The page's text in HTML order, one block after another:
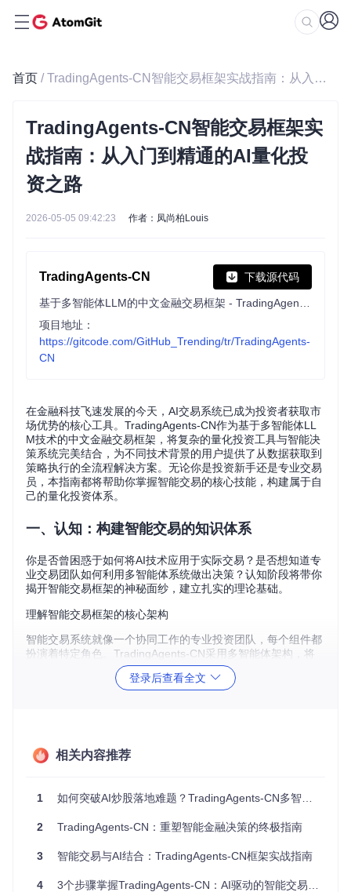
首页 / TradingAgents-CN智能交易框架实战指南：从入门到精通的AI量化投资之路
TradingAgents-CN智能交易框架实
战指南：从入门到精通的AI量化投
资之路
2026-05-05 09:42:23 作者：凤尚柏Louis
TradingAgents-CN 下载源代码
项目地址：
https://gitcode.com/GitHub_Trending/tr/TradingAgents-
CN
在金融科技飞速发展的今天，AI交易系统已成为投资者获取市
场优势的核心工具。TradingAgents-CN作为基于多智能体LL
M技术的中文金融交易框架，将复杂的量化投资工具与智能决
策系统完美结合，为不同技术背景的用户提供了从数据获取到
策略执行的全流程解决方案。无论你是投资新手还是专业交易
员，本指南都将帮助你掌握智能交易的核心技能，构建属于自
己的量化投资体系。
一、认知：构建智能交易的知识体系
你是否曾困惑于如何将AI技术应用于实际交易？是否想知道专
业交易团队如何利用多智能体系统做出决策？认知阶段将带你
揭开智能交易框架的神秘面纱，建立扎实的理论基础。
理解智能交易框架的核心架构
智能交易系统就像一个协同工作的专业投资团队，每个组件都
扮演着特定角色。TradingAgents-CN采用多智能体架构，将
数据处理、分析决策和风险控制等功能模块化，形成一个高效
框架的核心组件包括：
数据接入层：整合各类市场数据，如同金融市场的"感官系
分析层：由不同专长的智能体组成，负责市场分析和策略生
决策层：综合多方面因素做出交易决策
登录后查看全文
相关内容推荐
1 如何突破AI炒股落地难题？TradingAgents-CN多智能体协作框架实战指南
2 TradingAgents-CN：重塑智能金融决策的终极指南
3 智能交易与AI结合：TradingAgents-CN框架实战指南
4 3个步骤掌握TradingAgents-CN：AI驱动的智能交易框架入门指南